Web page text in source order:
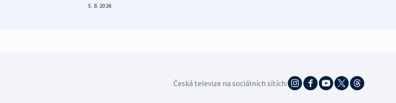
5. 8. 2026
Česká televize na sociálních sítích: